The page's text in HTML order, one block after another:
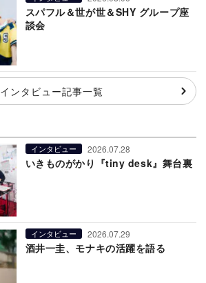
スパフル＆世が世＆SHY グループ座
談会
インタビュー記事一覧
インタビュー 2026.07.28
いきものがかり『tiny desk』舞台裏
インタビュー 2026.07.29
酒井一圭、モナキの活躍を語る